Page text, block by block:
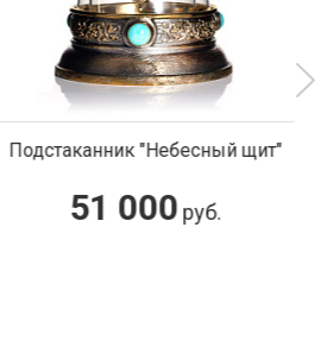
Подстаканник "Небесный щит"
51 000руб.